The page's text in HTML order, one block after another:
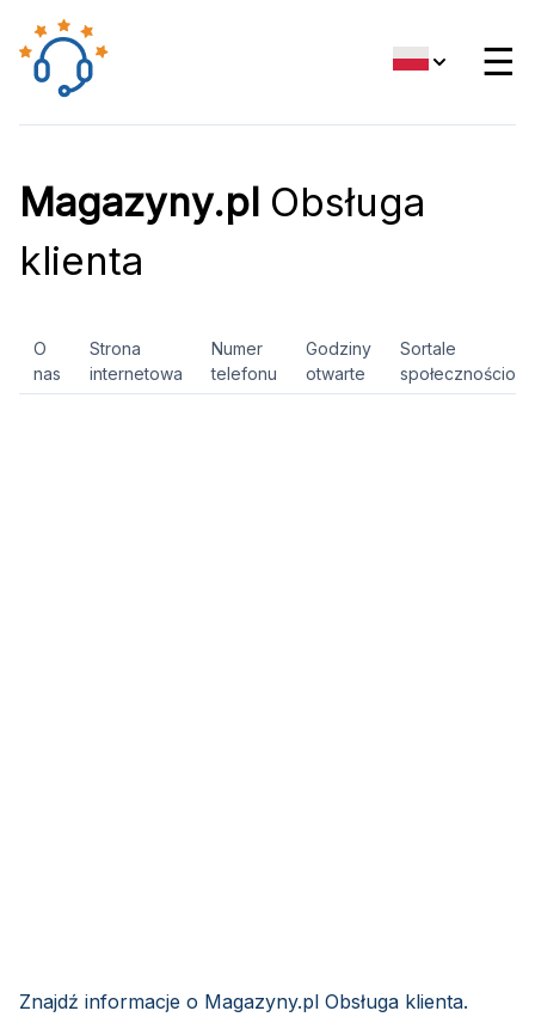
☰
Magazyny.pl Obsługa
klienta
O
nas
Strona
internetowa
Numer
telefonu
Godziny
otwarte
Sortale
Znajdź informacje o Magazyny.pl Obsługa klienta.